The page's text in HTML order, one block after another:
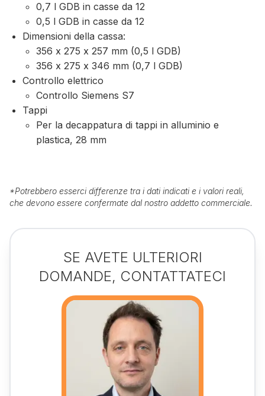
0,7 l GDB in casse da 12
0,5 l GDB in casse da 12
Dimensioni della cassa:
356 x 275 x 257 mm (0,5 l GDB)
356 x 275 x 346 mm (0,7 l GDB)
Controllo elettrico
Controllo Siemens S7
Tappi
Per la decappatura di tappi in alluminio e
plastica, 28 mm
*Potrebbero esserci differenze tra i dati indicati e i valori reali,
che devono essere confermate dal nostro addetto commerciale.
SE AVETE ULTERIORI
DOMANDE, CONTATTATECI